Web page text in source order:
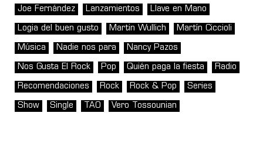
Joe Fernández Lanzamientos Llave en Mano
Logia del buen gusto Martin Wullich Martín Ciccioli
Música Nadie nos para Nancy Pazos
Nos Gusta El Rock Pop Quién paga la fiesta Radio
Recomendaciones Rock Rock & Pop Series
Show Single TAO Vero Tossounian